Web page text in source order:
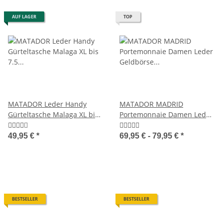
AUF LAGER
MATADOR Leder Handy
Gürteltasche Malaga XL bis
7.5 Zoll 5 Farben
49,95 € *
TOP
MATADOR MADRID
Portemonnaie Damen Leder
Geldbörse TüV RFID
69,95 € - 79,95 € *
BESTSELLER BESTSELLER